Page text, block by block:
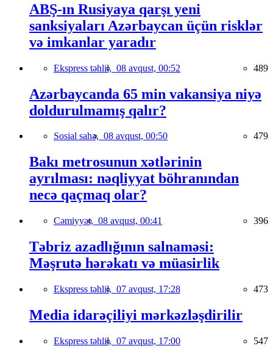
ABŞ-ın Rusiyaya qarşı yeni
sanksiyaları Azərbaycan üçün risklər
və imkanlar yaradır
Ekspress təhlil, 08 avqust, 00:52 489
Azərbaycanda 65 min vakansiya niyə
doldurulmamış qalır?
Sosial sahə, 08 avqust, 00:50 479
Bakı metrosunun xətlərinin
ayrılması: nəqliyyat böhranından
necə qaçmaq olar?
Cəmiyyət, 08 avqust, 00:41 396
Təbriz azadlığının salnaməsi:
Məşrutə hərəkatı və müasirlik
Ekspress təhlil, 07 avqust, 17:28 473
Media idarəçiliyi mərkəzləşdirilir
Ekspress təhlil, 07 avqust, 17:00 547